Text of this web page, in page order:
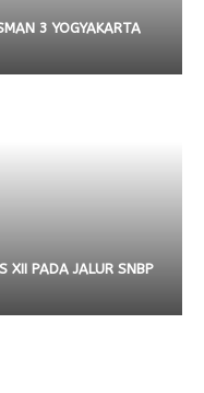
3 YOGYAKARTA
XII PADA JALUR SNBP